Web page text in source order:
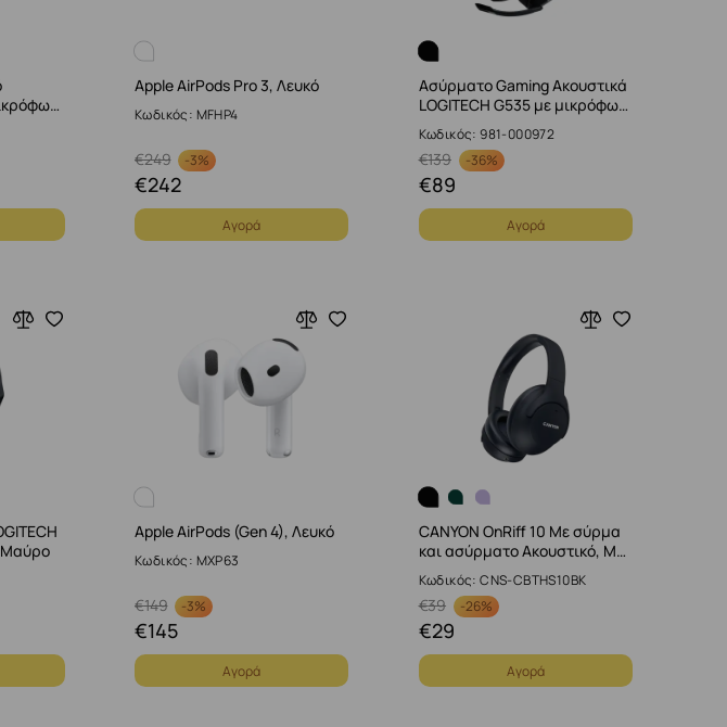
Apple AirPods Pro 3, Λευκό
Κωδικός: MFHP4
249
€ -3%
242
€
Αγορά
Ασύρματο Gaming Ακουστικά
LOGITECH G535 με μικρόφω…
Κωδικός: 981-000972
139
€ -36%
89
€
Αγορά
Μαύρο
Apple AirPods (Gen 4), Λευκό
Κωδικός: MXP63
149
€ -3%
145
€
Αγορά
CANYON OnRiff 10 Με σύρμα
και ασύρματο Ακουστικό, Μ…
Κωδικός: CNS-CBTHS10BK
39
€ -26%
29
€
Αγορά